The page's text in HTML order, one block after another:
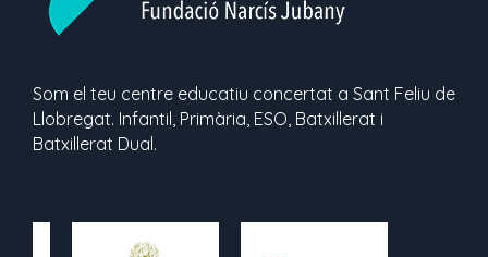
Som el teu centre educatiu concertat a Sant Feliu de
Llobregat. Infantil, Primària, ESO, Batxillerat i
Batxillerat Dual.